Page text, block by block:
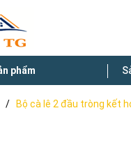
phẩm
/ Bộ cà lê 2 đầu tròng kết